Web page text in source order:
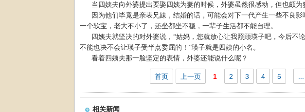
当四姨夫向外婆提出要娶四姨为妻的时候，外婆虽然很感动，但也颇为
因为他们毕竟是亲表兄妹，结婚的话，可能会对下一代产生一些不良
一个软宝，老大不小了，还坐都坐不稳，一辈子生活都不能自理。
四姨夫就坚决的对外婆说，“姑妈，您就放心让我照顾瑛子吧，今后不
不能也决不会让瑛子受半点委屈的！”瑛子就是四姨的小名。
看着四姨夫那一脸坚定的表情，外婆还能说什么呢？
首页 上一页 1 2 3 4 5
相关新闻